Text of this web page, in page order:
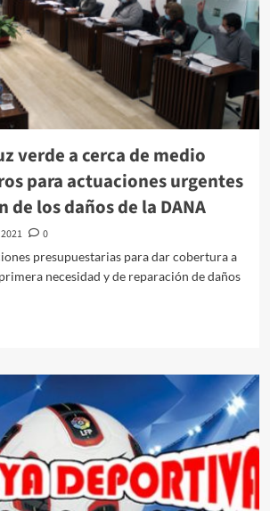
verde a cerca de medio
para actuaciones urgentes
de los daños de la DANA
0
presupuestarias para dar cobertura a
necesidad y de reparación de daños